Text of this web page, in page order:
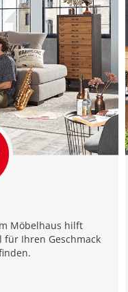
Möbelhaus hilft
Ihren Geschmack